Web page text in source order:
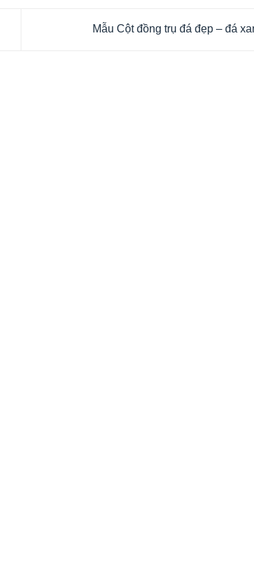
Mẫu Cột đồng trụ đá đẹp – đá